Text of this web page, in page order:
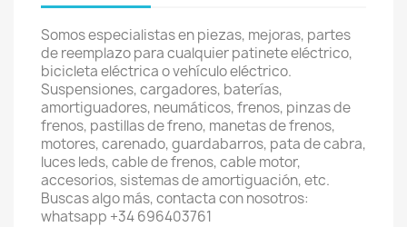
Somos especialistas en piezas, mejoras, partes
de reemplazo para cualquier patinete eléctrico,
bicicleta eléctrica o vehículo eléctrico.
Suspensiones, cargadores, baterías,
amortiguadores, neumáticos, frenos, pinzas de
frenos, pastillas de freno, manetas de frenos,
motores, carenado, guardabarros, pata de cabra,
luces leds, cable de frenos, cable motor,
accesorios, sistemas de amortiguación, etc.
Buscas algo más, contacta con nosotros:
whatsapp +34 696403761